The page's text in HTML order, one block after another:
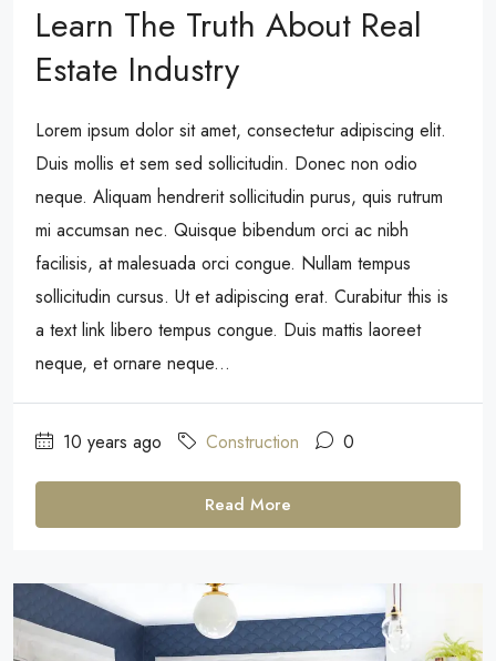
Learn The Truth About Real
Estate Industry
Lorem ipsum dolor sit amet, consectetur adipiscing elit.
Duis mollis et sem sed sollicitudin. Donec non odio
neque. Aliquam hendrerit sollicitudin purus, quis rutrum
mi accumsan nec. Quisque bibendum orci ac nibh
facilisis, at malesuada orci congue. Nullam tempus
sollicitudin cursus. Ut et adipiscing erat. Curabitur this is
a text link libero tempus congue. Duis mattis laoreet
neque, et ornare neque...
10 years ago Construction 0
Read More